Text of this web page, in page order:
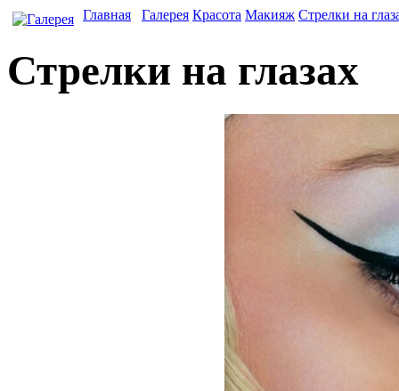
Главная Галерея Красота Макияж Стрелки на
Стрелки на глазах